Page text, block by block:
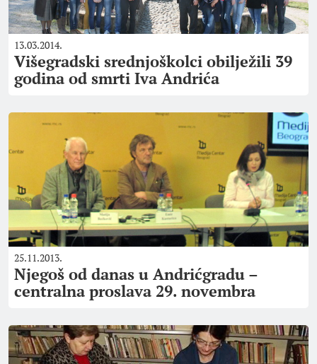
13.03.2014.
Višegradski srednjoškolci obilježili 39
godina od smrti Iva Andrića
25.11.2013.
Njegoš od danas u Andrićgradu –
centralna proslava 29. novembra